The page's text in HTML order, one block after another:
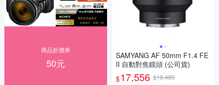
商品折價券
50元
SAMYANG AF 50mm F1.4 FE
II 自動對焦鏡頭 (公司貨)
$17,556 $18,480